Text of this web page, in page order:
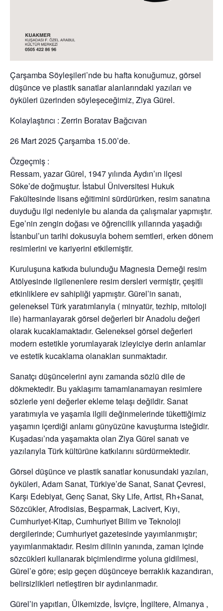
Çarşamba Söyleşileri’nde bu hafta konuğumuz, görsel
düşünce ve plastik sanatlar alanlarındaki yazıları ve
öyküleri üzerinden söyleşeceğimiz, Ziya Gürel.
Kolaylaştırıcı : Zerrin Boratav Bağcıvan
26 Mart 2025 Çarşamba 15.00’de.
Özgeçmiş :
Ressam, yazar Gürel, 1947 yılında Aydın’ın ilçesi
Söke’de doğmuştur. İstabul Üniversitesi Hukuk
Fakültesinde lisans eğitimini sürdürürken, resim sanatına
duyduğu ilgi nedeniyle bu alanda da çalışmalar yapmıştır.
Ege’nin zengin doğası ve öğrencilik yıllarında yaşadığı
İstanbul’un tarihi dokusuyla bohem semtleri, erken dönem
resimlerini ve kariyerini etkilemiştir.
Kuruluşuna katkıda bulunduğu Magnesia Derneği resim
Atölyesinde ilgilenenlere resim dersleri vermiştir, çeşitli
etkinliklere ev sahipliği yapmıştır. Gürel’in sanatı,
geleneksel Türk yaratımlarıyla ( minyatür, tezhip, mitoloji
ile) harmanlayarak görsel değerleri bir Anadolu değeri
olarak kucaklamaktadır. Geleneksel görsel değerleri
modern estetikle yorumlayarak izleyiciye derin anlamlar
ve estetik kucaklama olanakları sunmaktadır.
Sanatçı düşüncelerini aynı zamanda sözlü dile de
dökmektedir. Bu yaklaşımı tamamlanamayan resimlere
sözlerle yeni değerler ekleme telaşı değildir. Sanat
yaratımıyla ve yaşamla ilgili değinmelerinde tükettiğimiz
yaşamın içerdiği anlamı günyüzüne kavuşturma isteğidir.
Kuşadası’nda yaşamakta olan Ziya Gürel sanatı ve
yazılarıyla Türk kültürüne katkılarını sürdürmektedir.
Görsel düşünce ve plastik sanatlar konusundaki yazıları,
öyküleri, Adam Sanat, Türkiye’de Sanat, Sanat Çevresi,
Karşı Edebiyat, Genç Sanat, Sky Life, Artist, Rh+Sanat,
Sözcükler, Afrodisias, Beşparmak, Lacivert, Kıyı,
Cumhuriyet-Kitap, Cumhuriyet Bilim ve Teknoloji
dergilerinde; Cumhuriyet gazetesinde yayımlanmıştır;
yayımlanmaktadır. Resim dilinin yanında, zaman içinde
sözcükleri kullanarak biçimlendirme yoluna gidilmesi,
Gürel’e göre; esip geçen düşünceye berraklık kazandıran,
belirsizlikleri netleştiren bir aydınlanmadır.
Gürel’in yapıtları, Ülkemizde, İsviçre, İngiltere, Almanya ,